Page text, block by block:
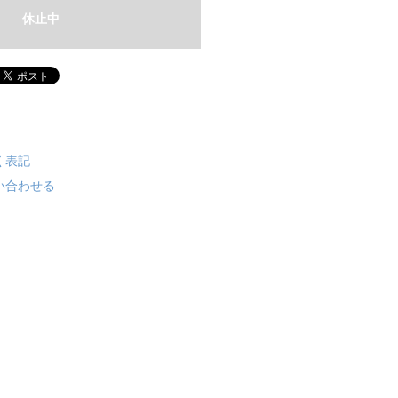
休止中
表記
合わせる